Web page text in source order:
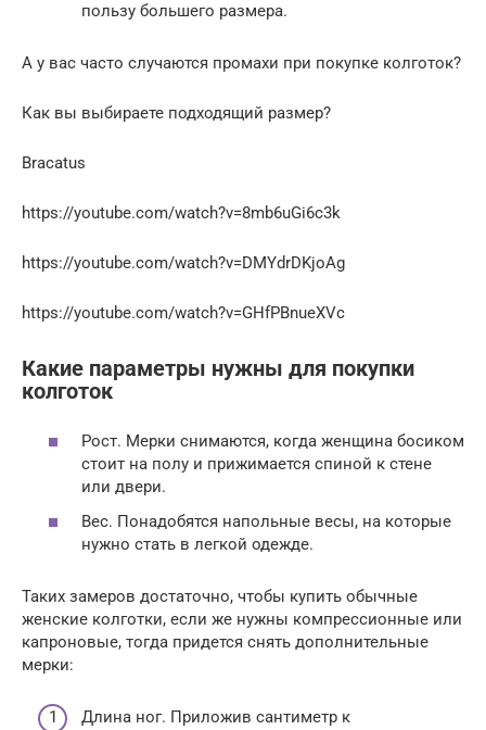
пользу большего размера.
А у вас часто случаются промахи при покупке колготок?
Как вы выбираете подходящий размер?
Bracatus
https://youtube.com/watch?v=8mb6uGi6c3k
https://youtube.com/watch?v=DMYdrDKjoAg
https://youtube.com/watch?v=GHfPBnueXVc
Какие параметры нужны для покупки
колготок
Рост. Мерки снимаются, когда женщина босиком
стоит на полу и прижимается спиной к стене
или двери.
Вес. Понадобятся напольные весы, на которые
нужно стать в легкой одежде.
Таких замеров достаточно, чтобы купить обычные
женские колготки, если же нужны компрессионные или
капроновые, тогда придется снять дополнительные
мерки:
Длина ног. Приложив сантиметр к